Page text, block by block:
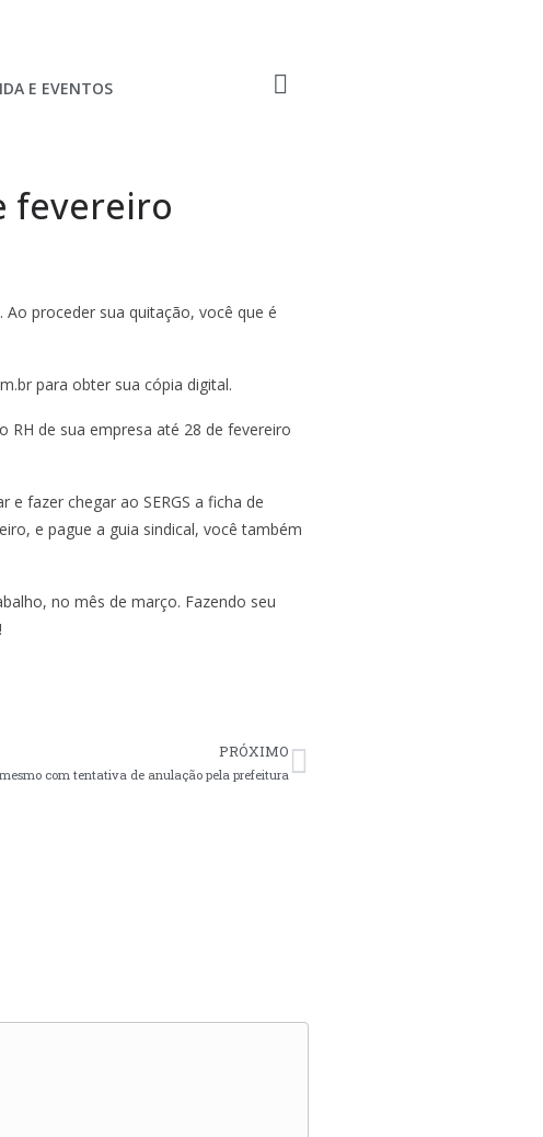
E EVENTOS
fevereiro
proceder sua quitação, você que é
para obter sua cópia digital.
de sua empresa até 28 de fevereiro
fazer chegar ao SERGS a ficha de
e pague a guia sindical, você também
no mês de março. Fazendo seu
PRÓXIMO
com tentativa de anulação pela prefeitura